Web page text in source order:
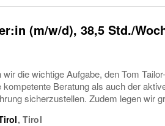
(m/w/d), 38,5 Std./
wir die wichtige Aufgabe, den Tom
kompetente Beratung als auch der
sicherzustellen. Zudem legen wir
, Tirol